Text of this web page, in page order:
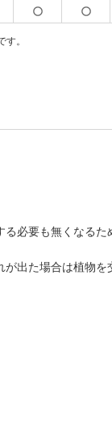
。
必要も無くなる
出た場合は植物